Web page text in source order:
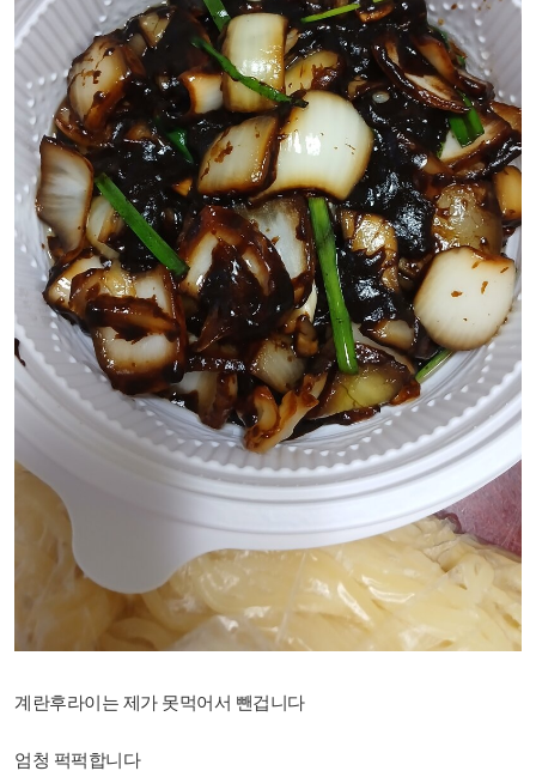
계란후라이는 제가 못먹어서 뺀겁니다
엄청 퍽퍽합니다